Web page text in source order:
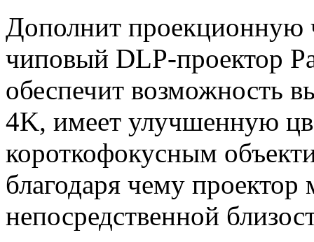
Дополнит проекционную
чиповый DLP-проектор
обеспечит возможность
4K, имеет улучшенную
короткофокусным
благодаря чему
непосредственной